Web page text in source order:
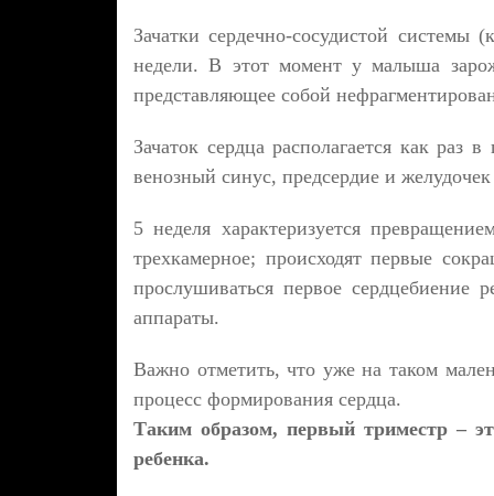
Зачатки сердечно-сосудистой
недели. В этот момент у малыша
представляющее собой
Зачаток сердца располагается как
венозный синус, предсердие и
5 неделя характеризуется
трехкамерное; происходят первые
прослушиваться первое сердцебиение
аппараты.
Важно отметить, что уже на таком
процесс формирования сердца.
Таким образом, первый триместр –
ребенка.